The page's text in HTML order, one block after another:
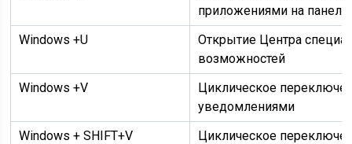
приложениями на панели
Windows +U
Открытие Центра
возможностей
Windows +V
Циклическое
уведомлениями
Windows + SHIFT+V
Циклическое